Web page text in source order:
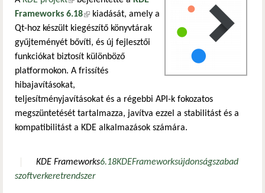
Frameworks 6.18(külső hivatkozás)
kiadását, amely a
Qt-hoz készült kiegészítő könyvtárak
gyűjteményét bővíti, és új fejlesztői
funkciókat biztosít különböző
platformokon. A frissítés
hibajavításokat,
teljesítményjavításokat és a régebbi API-k fokozatos
megszüntetését tartalmazza, javítva ezzel a stabilitást és a
kompatibilitást a KDE alkalmazások számára.
KDE Frameworks6.18KDEFrameworksújdonságszabad
szoftverkeretrendszer